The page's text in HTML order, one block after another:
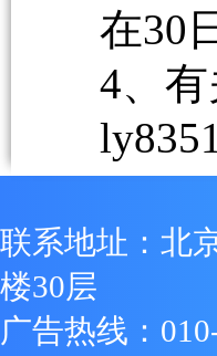
在30
4、
联系地址：北
楼30层
广告热线：